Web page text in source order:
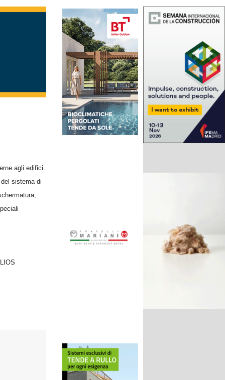
agli edifici.
sistema di